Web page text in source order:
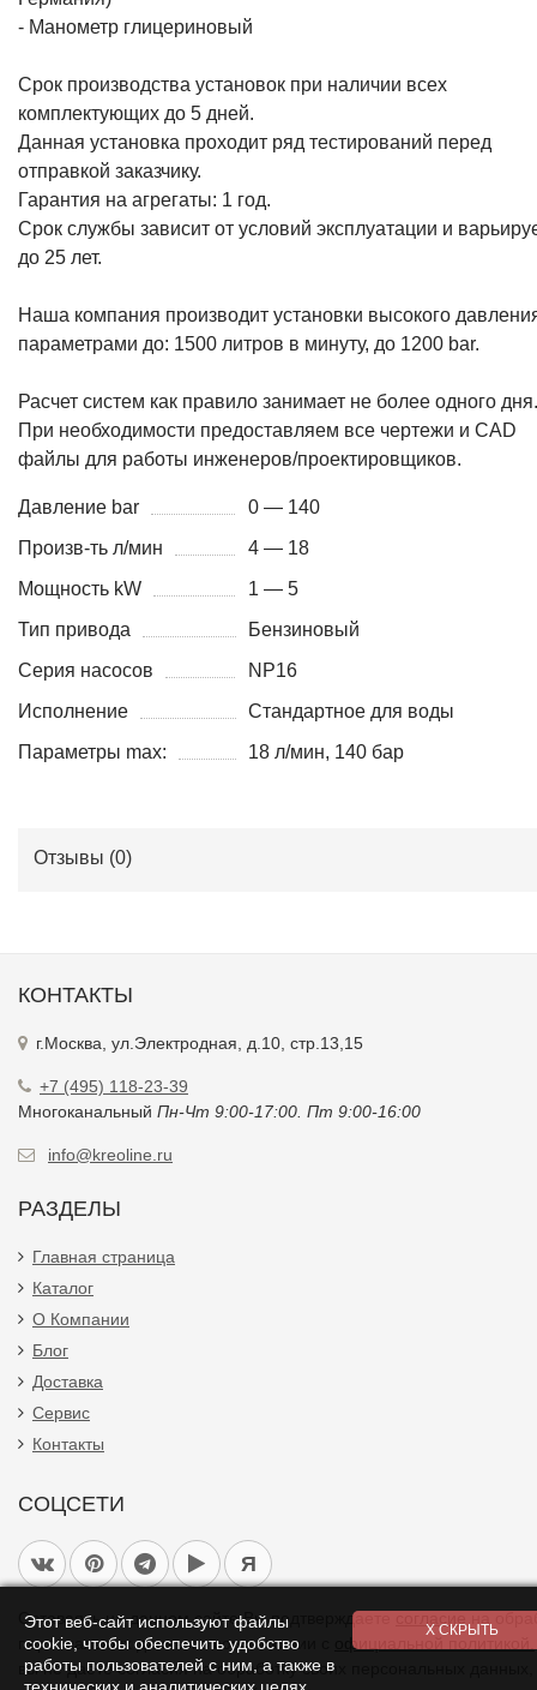
- Манометр глицериновый
Срок производства установок при наличии всех
комплектующих до 5 дней.
Данная установка проходит ряд тестирований перед
отправкой заказчику.
Гарантия на агрегаты: 1 год.
Срок службы зависит от условий эксплуатации и
до 25 лет.
Наша компания производит установки высокого
параметрами до: 1500 литров в минуту, до 1200 bar.
Расчет систем как правило занимает не более одного дня.
При необходимости предоставляем все чертежи и CAD
файлы для работы инженеров/проектировщиков.
Давление bar
0 — 140
Произв-ть л/мин
4 — 18
Мощность kW
1 — 5
Тип привода
Бензиновый
Серия насосов
NP16
Исполнение
Стандартное для воды
Параметры max:
18 л/мин, 140 бар
Отзывы (0)
КОНТАКТЫ
г.Москва, ул.Электродная, д.10, стр.13,15
+7 (495) 118-23-39
Многоканальный Пн-Чт 9:00-17:00. Пт 9:00-16:00
info@kreoline.ru
РАЗДЕЛЫ
Главная страница
Каталог
О Компании
Блог
Доставка
Сервис
Контакты
СОЦСЕТИ
Я
Оставаясь на данном сайте Вы подтверждаете
персональных данных в соответствии с
официальной политикой.
вы не даете согласия на обработку своих персональных
Этот веб-сайт используют файлы
cookie, чтобы обеспечить удобство
работы пользователей с ним, а также в